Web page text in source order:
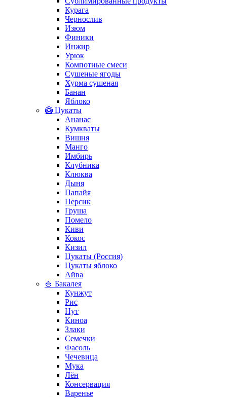
Курага
Чернослив
Изюм
Финики
Инжир
Урюк
Компотные смеси
Сушеные ягоды
Хурма сушеная
Банан
Яблоко
🥝 Цукаты
Ананас
Кумкваты
Вишня
Манго
Имбирь
Клубника
Клюква
Дыня
Папайя
Персик
Груша
Помело
Киви
Кокос
Кизил
Цукаты (Россия)
Цукаты яблоко
Айва
🍚 Бакалея
Кунжут
Рис
Нут
Киноа
Злаки
Семечки
Фасоль
Чечевица
Мука
Лён
Консервация
Варенье